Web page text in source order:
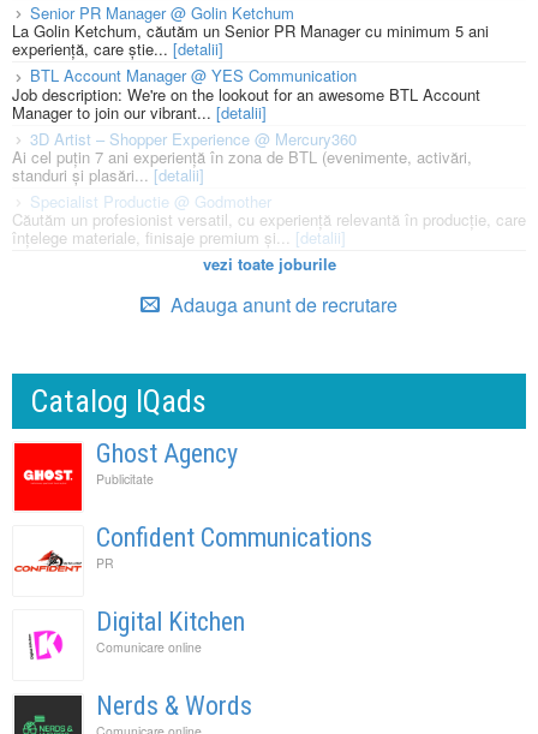
Senior PR Manager @ Golin Ketchum
La Golin Ketchum, căutăm un Senior PR Manager cu minimum 5 ani
experiență, care știe... [detalii]
BTL Account Manager @ YES Communication
Job description: We're on the lookout for an awesome BTL Account
Manager to join our vibrant... [detalii]
3D Artist – Shopper Experience @ Mercury360
Ai cel puțin 7 ani experiență în zona de BTL (evenimente, activări,
standuri și plasări...[detalii]
Specialist Productie @ Godmother
Căutăm un profesionist versatil, cu experiență relevantă în producție, care
înțelege materiale, finisaje premium și... [detalii]
vezi toate joburile
Adauga anunt de recrutare
Catalog IQads
Ghost Agency
Publicitate
Confident Communications
PR
Digital Kitchen
Comunicare online
Nerds & Words